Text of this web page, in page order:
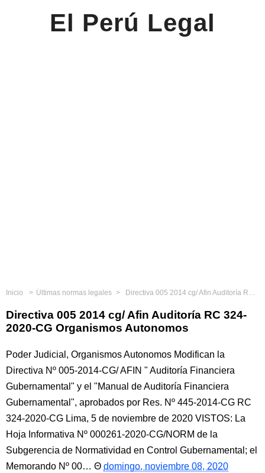
El Perú Legal
Inicio Últimas normas legales Directiva 005 2014 cg/ Afin Auditoría RC 324-2020-CG Organismos Autonomos
Directiva 005 2014 cg/ Afin Auditoría RC 324-
2020-CG Organismos Autonomos
Poder Judicial, Organismos Autonomos Modifican la
Directiva Nº 005-2014-CG/ AFIN " Auditoría Financiera
Gubernamental" y el "Manual de Auditoría Financiera
Gubernamental", aprobados por Res. Nº 445-2014-CG RC
324-2020-CG Lima, 5 de noviembre de 2020 VISTOS: La
Hoja Informativa Nº 000261-2020-CG/NORM de la
Subgerencia de Normatividad en Control Gubernamental; el
Memorando Nº 00…
domingo, noviembre 08, 2020